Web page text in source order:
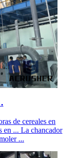
de cereales en
en ... La chancador
...